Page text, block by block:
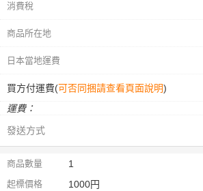
消費稅
商品所在地
日本當地運費
買方付運費(可否同捆請查看頁面說明)
運費：
發送方式
商品數量 1
起標價格 1000円